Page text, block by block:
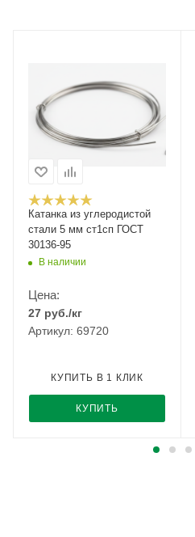
Катанка из углеродистой
стали 5 мм ст1сп ГОСТ
30136-95
В наличии
Цена:
27 руб./кг
Артикул: 69720
КУПИТЬ
КУПИТЬ В 1 КЛИК